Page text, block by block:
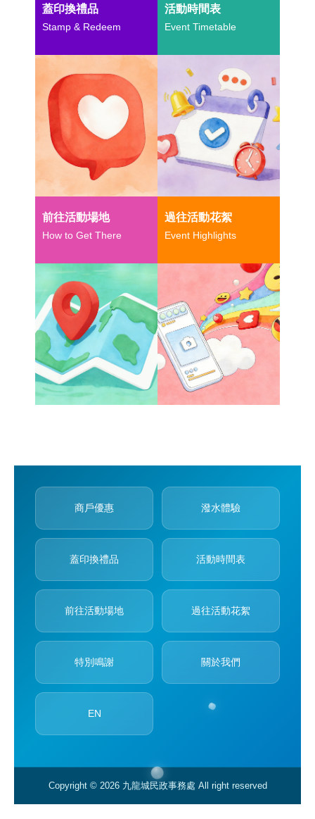
蓋印換禮品
Stamp & Redeem
活動時間表
Event Timetable
前往活動場地
How to Get There
過往活動花絮
Event Highlights
商戶優惠 潑水體驗
蓋印換禮品 活動時間表
前往活動場地 過往活動花絮
特別鳴謝 關於我們
EN
Copyright © 2026 九龍城民政事務處 All right reserved